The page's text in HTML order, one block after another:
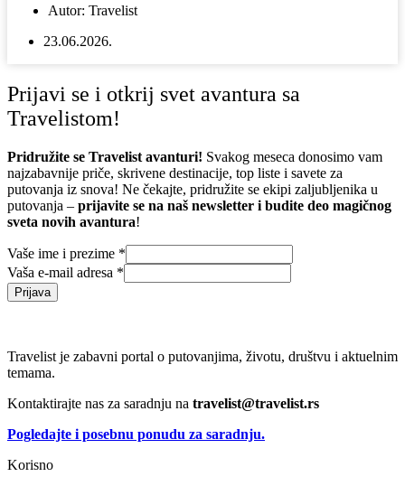
Autor: Travelist
23.06.2026.
Prijavi se i otkrij svet avantura sa
Travelistom!
Pridružite se Travelist avanturi! Svakog meseca donosimo vam
najzabavnije priče, skrivene destinacije, top liste i savete za
putovanja iz snova! Ne čekajte, pridružite se ekipi zaljubljenika u
putovanja – prijavite se na naš newsletter i budite deo magičnog
sveta novih avantura!
Vaše ime i prezime *
Vaša e-mail adresa *
Prijava
Travelist je zabavni portal o putovanjima, životu, društvu i aktuelnim
temama.
Kontaktirajte nas za saradnju na travelist@travelist.rs
Pogledajte i posebnu ponudu za saradnju.
Korisno